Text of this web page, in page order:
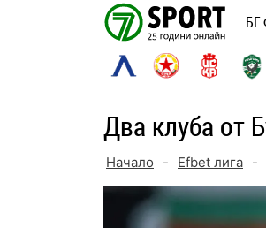
БГ
Два клуба от
Начало - Efbet лига -